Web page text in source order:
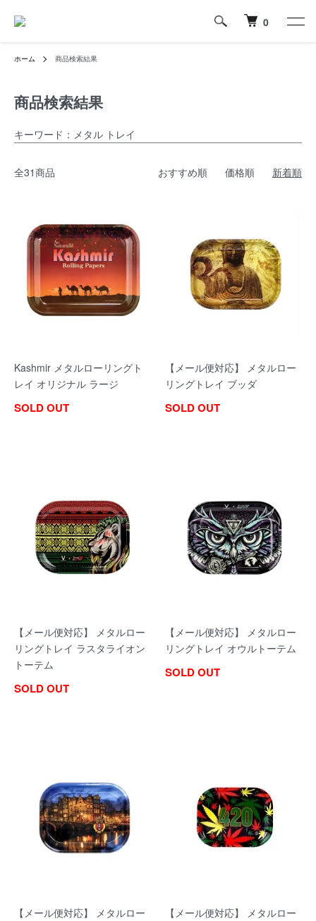
0
ホーム 商品検索結果
商品検索結果
キーワード：メタル トレイ
全31商品 おすすめ順 価格順 新着順
Kashmir メタルローリングト
レイ オリジナル ラージ
SOLD OUT
【メール便対応】 メタルロー
リングトレイ ブッダ
SOLD OUT
【メール便対応】 メタルロー
リングトレイ ラスタライオン
トーテム
SOLD OUT
【メール便対応】 メタルロー
リングトレイ オウルトーテム
SOLD OUT
【メール便対応】 メタルロー
【メール便対応】 メタルロー